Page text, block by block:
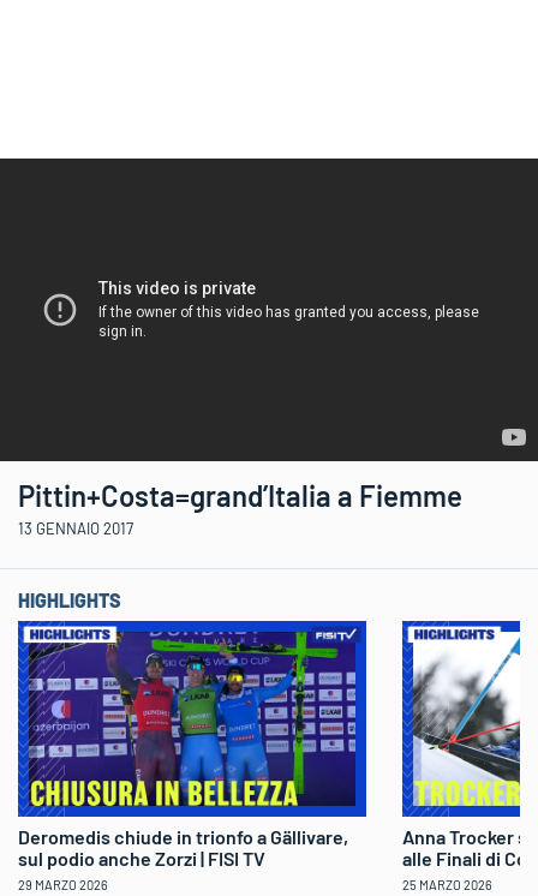
Pittin+Costa=grand’Italia a Fiemme
13 GENNAIO 2017
HIGHLIGHTS
Deromedis chiude in trionfo a Gällivare,
sul podio anche Zorzi | FISI TV
29 MARZO 2026
Anna Trocker
alle Finali di
25 MARZO 2026